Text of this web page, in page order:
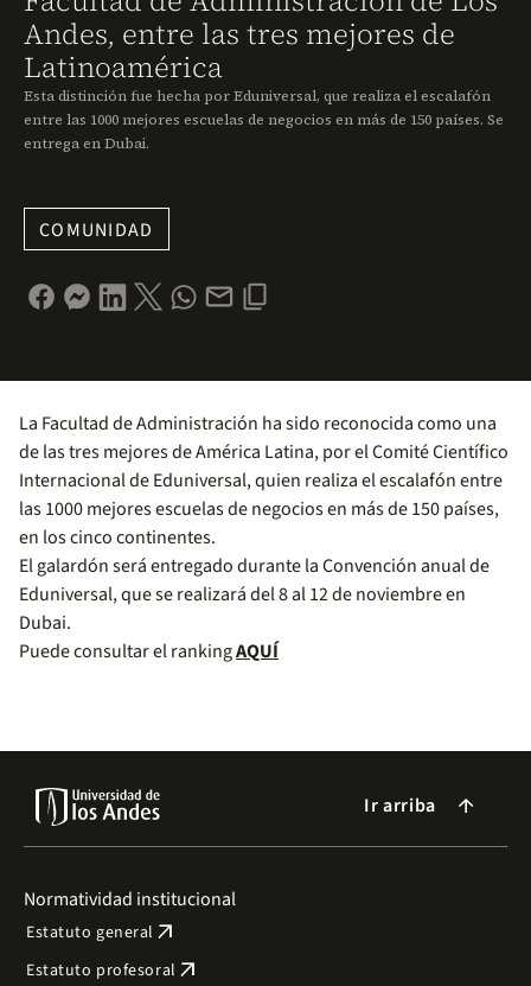
Andes, entre las tres mejores de
Latinoamérica
Esta distinción fue hecha por Eduniversal, que realiza el escalafón
entre las 1000 mejores escuelas de negocios en más de 150 países. Se
entrega en Dubai.
COMUNIDAD
La Facultad de Administración ha sido reconocida como una
de las tres mejores de América Latina, por el Comité Científico
Internacional de Eduniversal, quien realiza el escalafón entre
las 1000 mejores escuelas de negocios en más de 150 países,
en los cinco continentes.
El galardón será entregado durante la Convención anual de
Eduniversal, que se realizará del 8 al 12 de noviembre en
Dubai.
Puede consultar el rankingAQUÍ
Ir arriba arrow_forward
Normatividad institucional
Estatuto general arrow_outward
Estatuto profesoral arrow_outward